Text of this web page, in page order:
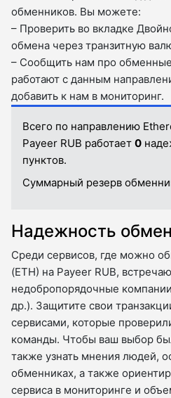
обменников. Вы можете:
– Проверить во вкладкe
обмена через транзитную
– Сообщить нам про
работают с данным
добавить к нам в мониторинг.
Всего по направлению
Payeer RUB работает 0
пунктов.
Суммарный резерв
Надежность
Среди сервисов, где можно
(ETH) на Payeer RUB,
недобропорядочные
др.). Защитите свои
сервисами, которые
команды. Чтобы ваш выбор
также узнать мнения людей,
обменниках, а также
сервиса в мониторинге и